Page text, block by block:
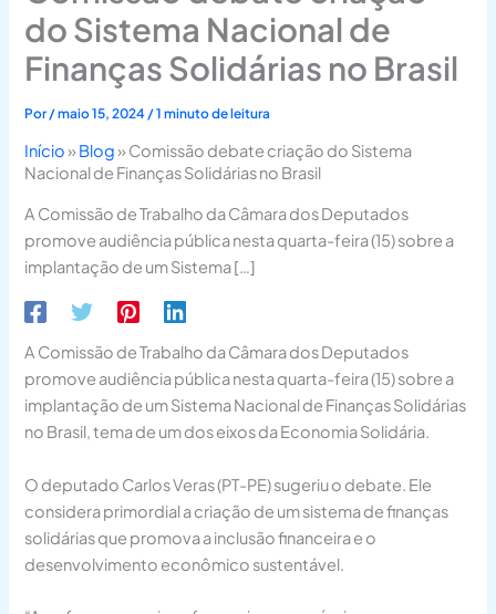
do Sistema Nacional de
Finanças Solidárias no Brasil
Por/maio 15, 2024 /1 minuto de leitura
Início» Blog» Comissão debate criação do Sistema
Nacional de Finanças Solidárias no Brasil
A Comissão de Trabalho da Câmara dos Deputados
promove audiência pública nesta quarta-feira (15) sobre a
implantação de um Sistema […]
A Comissão de Trabalho da Câmara dos Deputados
promove audiência pública nesta quarta-feira (15) sobre a
implantação de um Sistema Nacional de Finanças Solidárias
no Brasil, tema de um dos eixos da Economia Solidária.
O deputado Carlos Veras (PT-PE) sugeriu o debate. Ele
considera primordial a criação de um sistema de finanças
solidárias que promova a inclusão financeira e o
desenvolvimento econômico sustentável.